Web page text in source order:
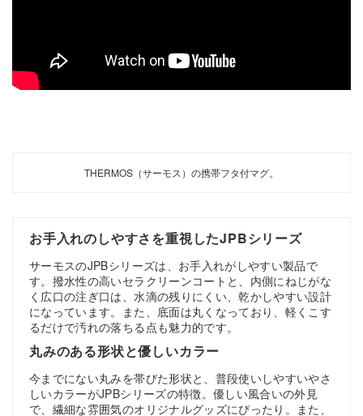
THERMOS（サーモス）の携帯フタ付マグ。
お手入れのしやすさを重視したJPBシリーズ
サーモスのJPBシリーズは、お手入れがしやすい製品で
す。撥水性の高いセラクリーンコートと、内側にねじがな
く広口の注ぎ口は、水滴の残りにくい、乾かしやすい設計
になっています。また、底面は丸くなっており、軽くこす
るだけで汚れの落ちる点も魅力的です。
丸みのある形状と優しいカラー
今までにない丸みを帯びた形状と、普段使いしやすいやさ
しいカラーがJPBシリーズの特徴。優しい風合いの外見
で、繊細な雰囲気のオリジナルグッズにぴったり。また、